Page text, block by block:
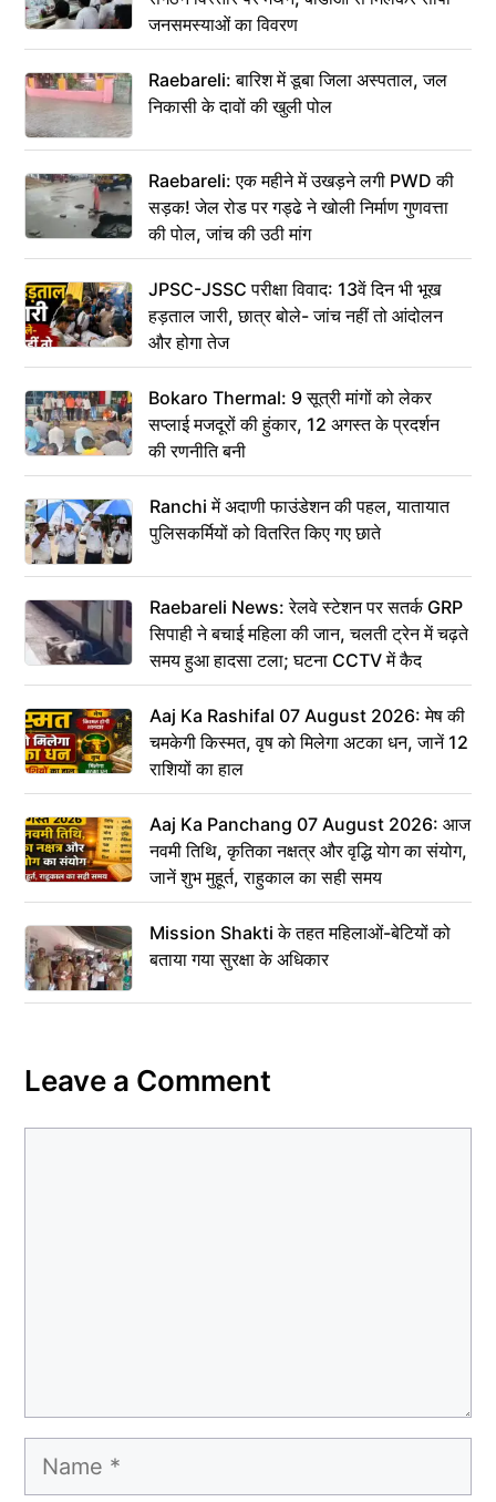
जनसमस्याओं का विवरण
Raebareli: बारिश में डूबा जिला अस्पताल, जल
निकासी के दावों की खुली पोल
Raebareli: एक महीने में उखड़ने लगी PWD की
सड़क! जेल रोड पर गड्ढे ने खोली निर्माण गुणवत्ता
की पोल, जांच की उठी मांग
JPSC-JSSC परीक्षा विवाद: 13वें दिन भी भूख
हड़ताल जारी, छात्र बोले- जांच नहीं तो आंदोलन
और होगा तेज
Bokaro Thermal: 9 सूत्री मांगों को लेकर
सप्लाई मजदूरों की हुंकार, 12 अगस्त के प्रदर्शन
की रणनीति बनी
Ranchi में अदाणी फाउंडेशन की पहल, यातायात
पुलिसकर्मियों को वितरित किए गए छाते
Raebareli News: रेलवे स्टेशन पर सतर्क GRP
सिपाही ने बचाई महिला की जान, चलती ट्रेन में चढ़ते
समय हुआ हादसा टला; घटना CCTV में कैद
Aaj Ka Rashifal 07 August 2026: मेष की
चमकेगी किस्मत, वृष को मिलेगा अटका धन, जानें 12
राशियों का हाल
Aaj Ka Panchang 07 August 2026: आज
नवमी तिथि, कृतिका नक्षत्र और वृद्धि योग का संयोग,
जानें शुभ मुहूर्त, राहुकाल का सही समय
Mission Shakti के तहत महिलाओं-बेटियों को
बताया गया सुरक्षा के अधिकार
Leave a Comment
Name